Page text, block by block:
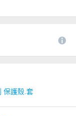
保護殼.套